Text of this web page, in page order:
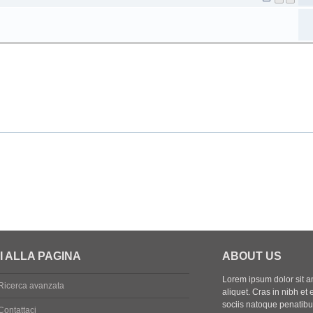
ALLA PAGINA
Ricerca avanzata
ABOUT US
Lorem ipsum dolor sit
aliquet. Cras in nibh et
sociis natoque